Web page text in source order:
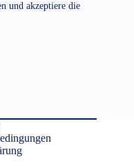
und akzeptiere die